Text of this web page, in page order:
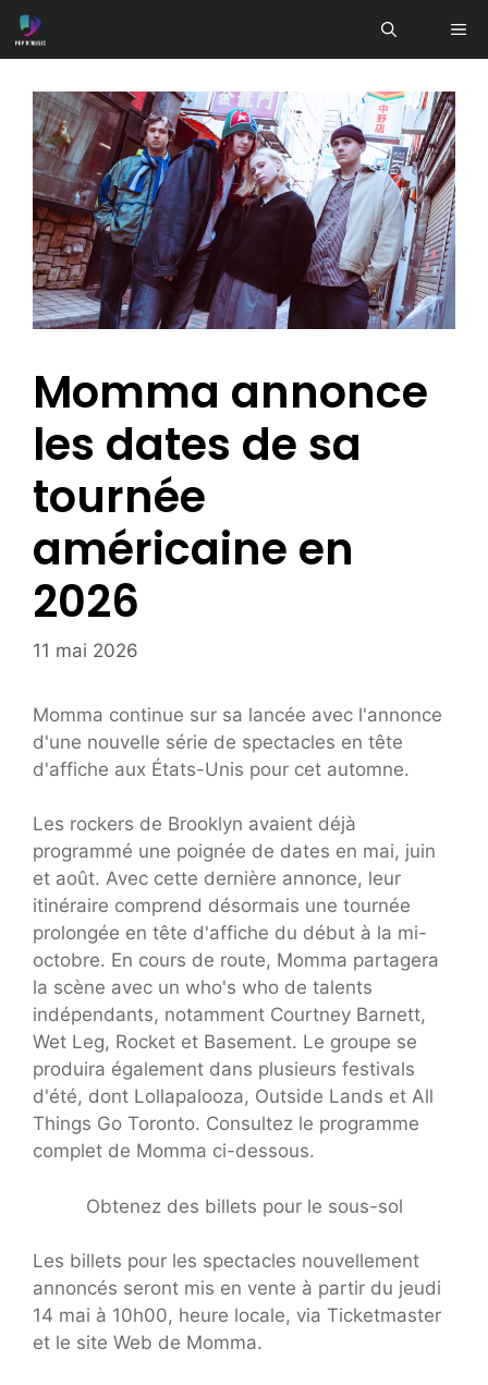
Aller
au
Momma annonce
les dates de sa
tournée
américaine en
2026
11 mai 2026
Momma continue sur sa lancée avec l'annonce
d'une nouvelle série de spectacles en tête
d'affiche aux États-Unis pour cet automne.
Les rockers de Brooklyn avaient déjà
programmé une poignée de dates en mai, juin
et août. Avec cette dernière annonce, leur
itinéraire comprend désormais une tournée
prolongée en tête d'affiche du début à la mi-
octobre. En cours de route, Momma partagera
la scène avec un who's who de talents
indépendants, notamment Courtney Barnett,
Wet Leg, Rocket et Basement. Le groupe se
produira également dans plusieurs festivals
d'été, dont Lollapalooza, Outside Lands et All
Things Go Toronto. Consultez le programme
complet de Momma ci-dessous.
Obtenez des billets pour le sous-sol
Les billets pour les spectacles nouvellement
annoncés seront mis en vente à partir du jeudi
14 mai à 10h00, heure locale, via Ticketmaster
et le site Web de Momma.